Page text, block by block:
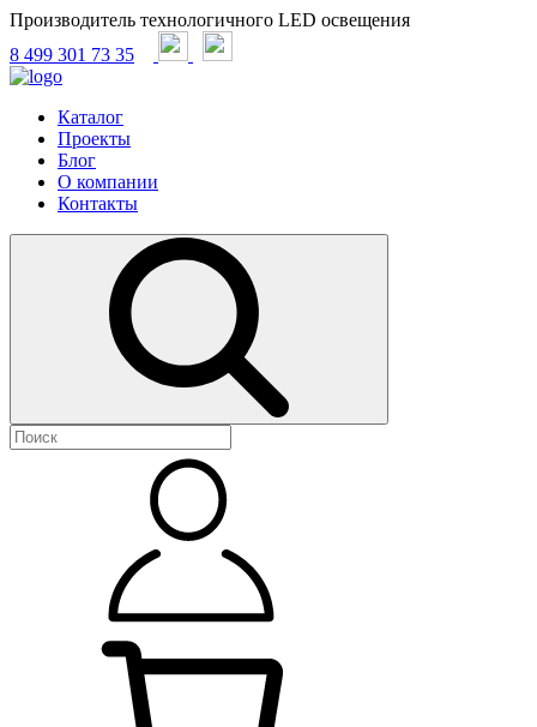
Производитель технологичного LED освещения
8 499 301 73 35
Каталог
Проекты
Блог
О компании
Контакты